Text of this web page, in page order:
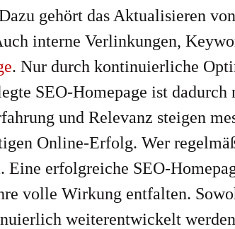
gehört das Aktualisieren
interne Verlinkungen,
. Nur durch kontinuierliche
SEO-Homepage ist
und Relevanz steigen
Online-Erfolg. Wer
erfolgreiche SEO-
volle Wirkung entfalten.
weiterentwickelt